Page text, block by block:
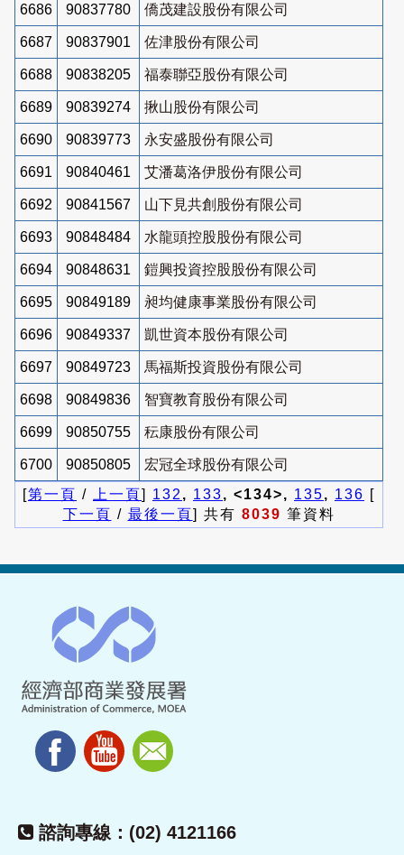
6686 90837780 僑茂建設股份有限公司
6687 90837901 佐津股份有限公司
6688 90838205 福泰聯亞股份有限公司
6689 90839274 揪山股份有限公司
6690 90839773 永安盛股份有限公司
6691 90840461 艾潘葛洛伊股份有限公司
6692 90841567 山下見共創股份有限公司
6693 90848484 水龍頭控股股份有限公司
6694 90848631 鎧興投資控股股份有限公司
6695 90849189 昶均健康事業股份有限公司
6696 90849337 凱世資本股份有限公司
6697 90849723 馬福斯投資股份有限公司
6698 90849836 智寶教育股份有限公司
6699 90850755 秐康股份有限公司
6700 90850805
宏冠全球股份有限公司
[第一頁 / 上一頁] 132 , 133, <134>, 135, 136 [
下一頁 / 最後一頁] 共有 8039 筆資料
諮詢專線：(02) 4121166